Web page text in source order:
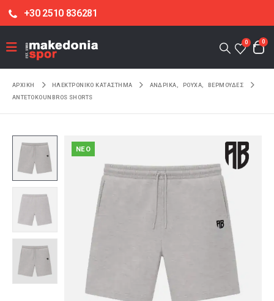
+30 2510 836281
0 0
ΑΡΧΙΚΉ ΗΛΕΚΤΡΟΝΙΚΌ ΚΑΤΆΣΤΗΜΑ ΑΝΔΡΙΚΑ ΡΟΥΧΑ
ΒΕΡΜΟΥΔΕΣ
ANTETOKOUNBROS SHORTS
NEO